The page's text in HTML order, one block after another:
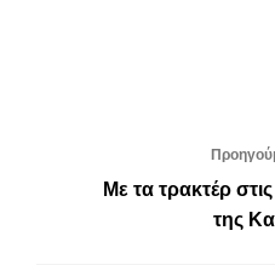
Με τα τρακτέρ
της